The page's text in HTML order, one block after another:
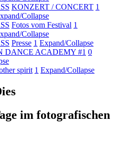
KONZERT / CONCERT 1
Collapse
Fotos vom Festival 1
Collapse
Presse 1 Expand/Collapse
DANCE ACADEMY #1 0
spirit 1 Expand/Collapse
im fotografischen